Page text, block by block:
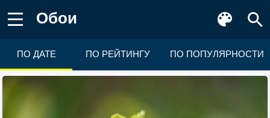
Обои
ПО ДАТЕ ПО РЕЙТИНГУ ПО ПОПУЛЯРНОСТИ